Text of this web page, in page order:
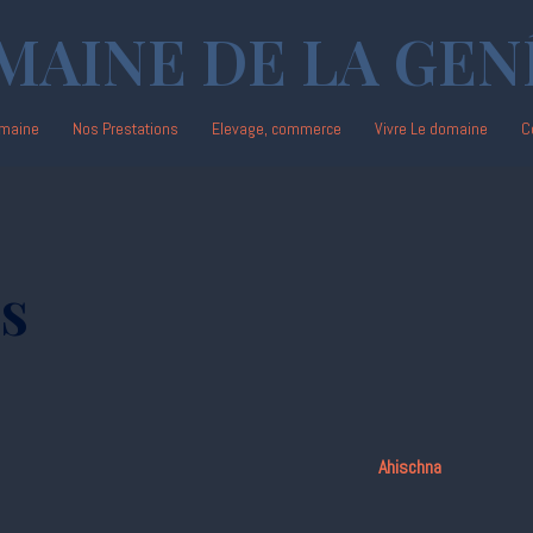
DE LA
Nos Prestations Elevage, commerce Vivre Le domaine
Ahischna